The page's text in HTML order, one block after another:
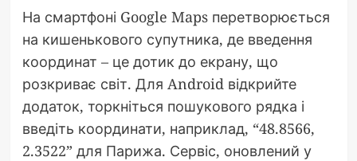
На смартфоні Google Maps перетворюється
на кишенькового супутника, де введення
координат – це дотик до екрану, що
розкриває світ. Для Android відкрийте
додаток, торкніться пошукового рядка і
введіть координати, наприклад, “48.8566,
2.3522” для Парижа. Сервіс, оновлений у